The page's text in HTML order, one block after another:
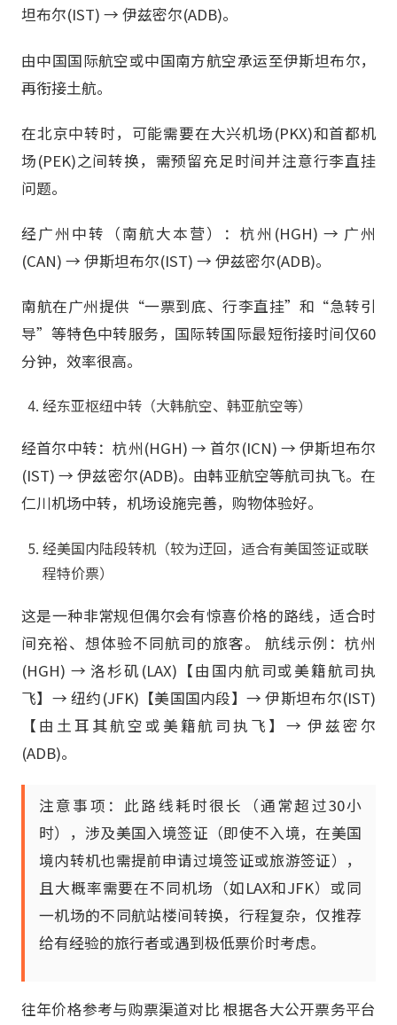
坦布尔(IST) → 伊兹密尔(ADB)。
由中国国际航空或中国南方航空承运至伊斯坦布尔，
再衔接土航。
在北京中转时，可能需要在大兴机场(PKX)和首都机
场(PEK)之间转换，需预留充足时间并注意行李直挂
问题。
经广州中转（南航大本营）：杭州(HGH) → 广州
(CAN) → 伊斯坦布尔(IST) → 伊兹密尔(ADB)。
南航在广州提供“一票到底、行李直挂”和“急转引
导”等特色中转服务，国际转国际最短衔接时间仅60
分钟，效率很高。
经东亚枢纽中转（大韩航空、韩亚航空等）
经首尔中转：杭州(HGH) → 首尔(ICN) → 伊斯坦布尔
(IST) → 伊兹密尔(ADB)。由韩亚航空等航司执飞。在
仁川机场中转，机场设施完善，购物体验好。
经美国内陆段转机（较为迂回，适合有美国签证或联
程特价票）
这是一种非常规但偶尔会有惊喜价格的路线，适合时
间充裕、想体验不同航司的旅客。 航线示例：杭州
(HGH) → 洛杉矶(LAX)【由国内航司或美籍航司执
飞】→ 纽约(JFK)【美国国内段】→ 伊斯坦布尔(IST)
【由土耳其航空或美籍航司执飞】→ 伊兹密尔
(ADB)。
注意事项：此路线耗时很长（通常超过30小
时），涉及美国入境签证（即使不入境，在美国
境内转机也需提前申请过境签证或旅游签证），
且大概率需要在不同机场（如LAX和JFK）或同
一机场的不同航站楼间转换，行程复杂，仅推荐
给有经验的旅行者或遇到极低票价时考虑。
往年价格参考与购票渠道对比 根据各大公开票务平台